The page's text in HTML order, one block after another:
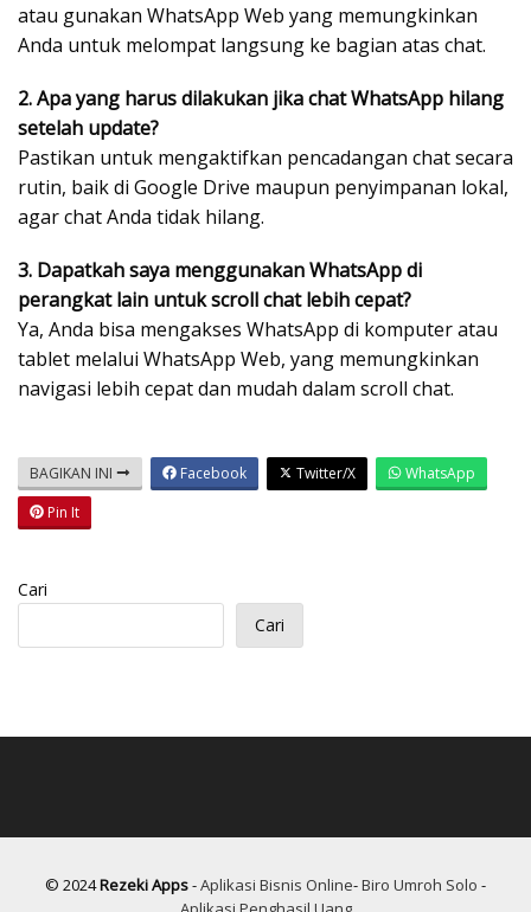
atau gunakan WhatsApp Web yang memungkinkan
Anda untuk melompat langsung ke bagian atas chat.
2. Apa yang harus dilakukan jika chat WhatsApp hilang
setelah update?
Pastikan untuk mengaktifkan pencadangan chat secara
rutin, baik di Google Drive maupun penyimpanan lokal,
agar chat Anda tidak hilang.
3. Dapatkah saya menggunakan WhatsApp di
perangkat lain untuk scroll chat lebih cepat?
Ya, Anda bisa mengakses WhatsApp di komputer atau
tablet melalui WhatsApp Web, yang memungkinkan
navigasi lebih cepat dan mudah dalam scroll chat.
BAGIKAN INI Facebook Twitter/X
WhatsApp
Pin It
Cari
Cari
© 2024Rezeki Apps-Aplikasi Bisnis Online-Biro Umroh Solo -